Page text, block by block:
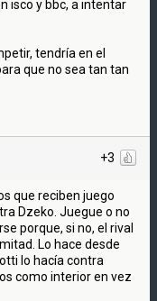
isco y bbc, a intentar
tendría en el
que no sea tan tan
+3
que reciben juego
Dzeko. Juegue o no
porque, si no, el rival
Lo hace desde
lo hacía contra
como interior en vez